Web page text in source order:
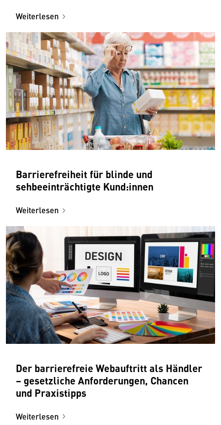
Weiterlesen
Barrierefreiheit für blinde und
sehbeeinträchtigte Kund:innen
Weiterlesen
Der barrierefreie Webauftritt als Händler
– gesetzliche Anforderungen, Chancen
und Praxistipps
Weiterlesen